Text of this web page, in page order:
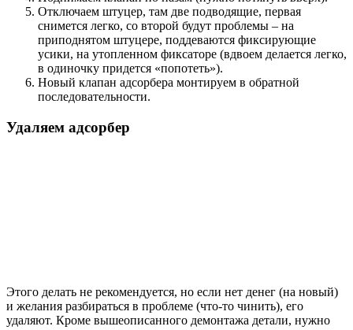
Отключаем штуцер, там две подводящие, первая
снимется легко, со второй будут проблемы – на
приподнятом штуцере, поддеваются фиксирующие
усики, на утопленном фиксаторе (вдвоем делается легко,
в одиночку придется «попотеть»).
Новый клапан адсорбера монтируем в обратной
последовательности.
Удаляем адсорбер
Этого делать не рекомендуется, но если нет денег (на новый)
и желания разбираться в проблеме (что-то чинить), его
удаляют. Кроме вышеописанного демонтажа детали, нужно